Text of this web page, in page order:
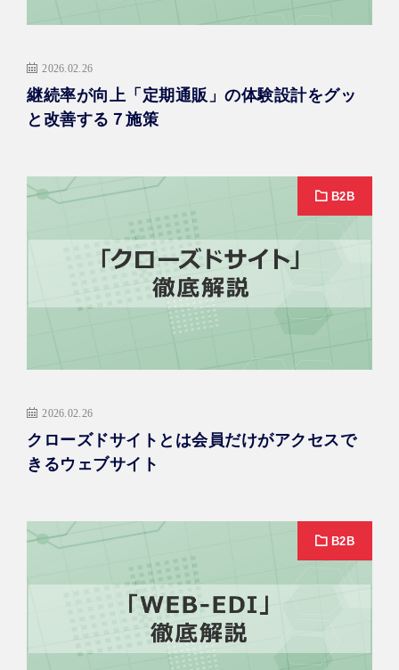
2026.02.26
継続率が向上「定期通販」の体験設計をグッ
と改善する７施策
B2B
2026.02.26
クローズドサイトとは会員だけがアクセスで
きるウェブサイト
B2B